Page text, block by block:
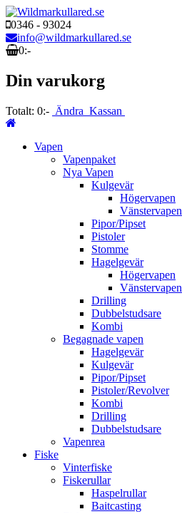
0346 - 93024
info@wildmarkullared.se
0:-
Din varukorg
Totalt: 0:- Ändra Kassan
Vapen
Vapenpaket
Nya Vapen
Kulgevär
Högervapen
Vänstervapen
Pipor/Pipset
Pistoler
Stomme
Hagelgevär
Högervapen
Vänstervapen
Drilling
Dubbelstudsare
Kombi
Begagnade vapen
Hagelgevär
Kulgevär
Pipor/Pipset
Pistoler/Revolver
Kombi
Drilling
Dubbelstudsare
Vapenrea
Fiske
Vinterfiske
Fiskerullar
Haspelrullar
Baitcasting